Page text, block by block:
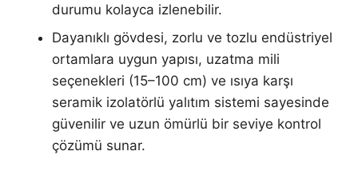
durumu kolayca izlenebilir.
Dayanıklı gövdesi, zorlu ve tozlu endüstriyel
ortamlara uygun yapısı, uzatma mili
seçenekleri (15–100 cm) ve ısıya karşı
seramik izolatörlü yalıtım sistemi sayesinde
güvenilir ve uzun ömürlü bir seviye kontrol
çözümü sunar.